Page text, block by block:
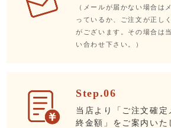
（メールが届かない場合は
っているか、ご注文が正し
がございます。その場合は
い合わせ下さい。）
Step.06
当店より「ご注文確定
終金額」をご案内いた